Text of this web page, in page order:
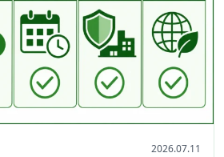
2026.07.11